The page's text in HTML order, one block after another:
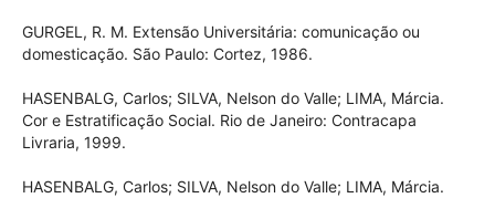
GURGEL, R. M. Extensão Universitária: comunicação ou
domesticação. São Paulo: Cortez, 1986.
HASENBALG, Carlos; SILVA, Nelson do Valle; LIMA, Márcia.
Cor e Estratificação Social. Rio de Janeiro: Contracapa
Livraria, 1999.
HASENBALG, Carlos; SILVA, Nelson do Valle; LIMA, Márcia.